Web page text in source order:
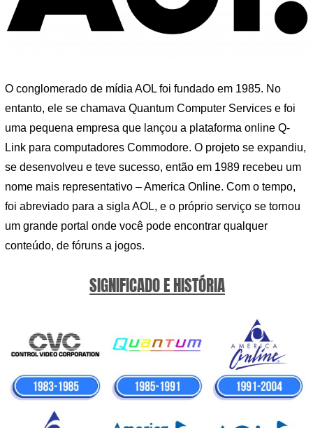
O conglomerado de mídia AOL foi fundado em 1985. No
entanto, ele se chamava Quantum Computer Services e foi
uma pequena empresa que lançou a plataforma online Q-
Link para computadores Commodore. O projeto se expandiu,
se desenvolveu e teve sucesso, então em 1989 recebeu um
nome mais representativo – America Online. Com o tempo,
foi abreviado para a sigla AOL, e o próprio serviço se tornou
um grande portal onde você pode encontrar qualquer
conteúdo, de fóruns a jogos.
SIGNIFICADO E HISTÓRIA